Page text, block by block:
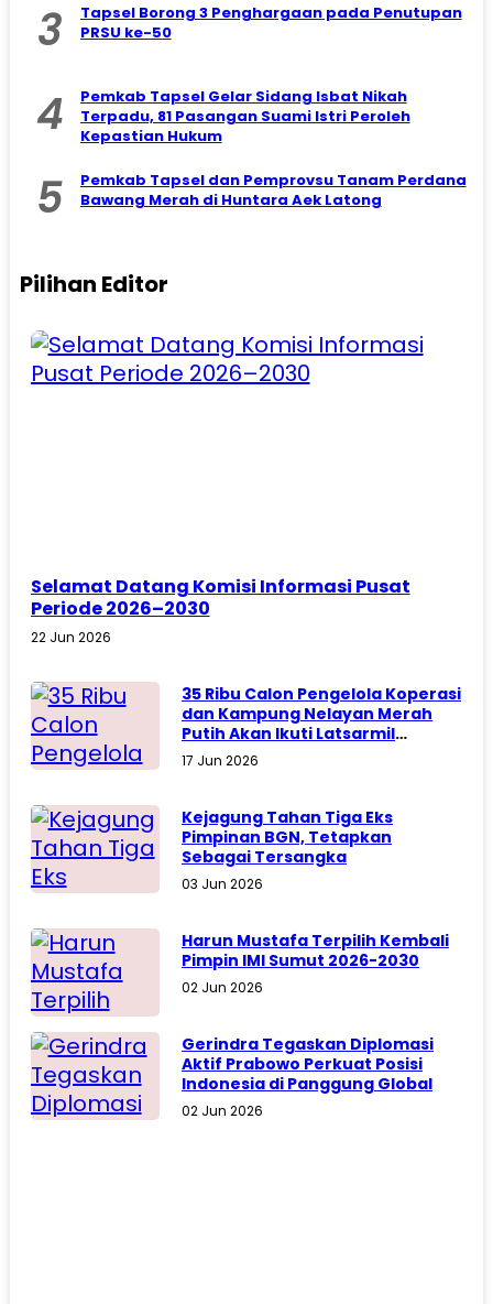
3
Tapsel Borong 3 Penghargaan pada Penutupan
PRSU ke-50
4
Pemkab Tapsel Gelar Sidang Isbat Nikah
Terpadu, 81 Pasangan Suami Istri Peroleh
Kepastian Hukum
5
Pemkab Tapsel dan Pemprovsu Tanam Perdana
Bawang Merah di Huntara Aek Latong
Pilihan Editor
Selamat Datang Komisi Informasi Pusat
Periode 2026–2030
22 Jun 2026
35 Ribu Calon Pengelola Koperasi
dan Kampung Nelayan Merah
Putih Akan Ikuti Latsarmil
Komcad
17 Jun 2026
Kejagung Tahan Tiga Eks
Pimpinan BGN, Tetapkan
Sebagai Tersangka
03 Jun 2026
Harun Mustafa Terpilih Kembali
Pimpin IMI Sumut 2026-2030
02 Jun 2026
Gerindra Tegaskan Diplomasi
Aktif Prabowo Perkuat Posisi
Indonesia di Panggung Global
02 Jun 2026